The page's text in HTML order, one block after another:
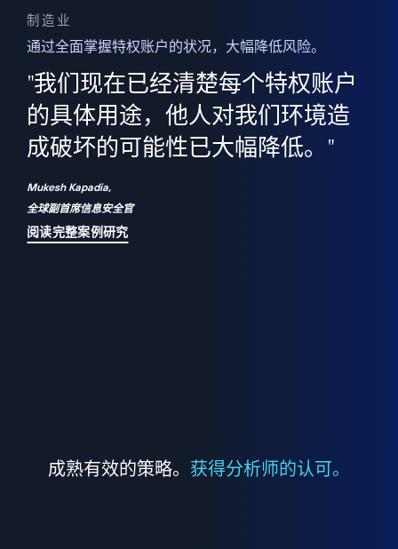
制造业
通过全面掌握特权账户的状况，大幅降低风险。
"我们现在已经清楚每个特权账户
的具体用途，他人对我们环境造
成破坏的可能性已大幅降低。"
Mukesh Kapadia,
全球副首席信息安全官
阅读完整案例研究
成熟有效的策略。 获得分析师的认可。